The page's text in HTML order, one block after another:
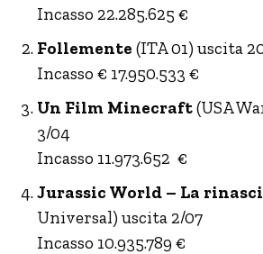
Incasso 22.285.625 €
Follemente (ITA 01) uscita
Incasso € 17.950.533 €
Un Film Minecraft(USA
3/04
Incasso 11.973.652 €
Jurassic World – La
Universal) uscita 2/07
Incasso 10.935.789 €